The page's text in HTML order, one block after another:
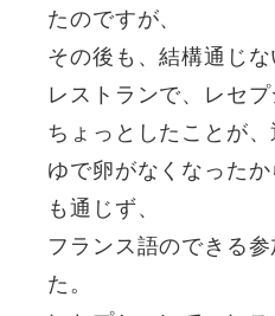
たのですが、
その後も、結構通じな
レストランで、レセプ
ちょっとしたことが、
ゆで卵がなくなった
も通じず、
フランス語のできる
た。